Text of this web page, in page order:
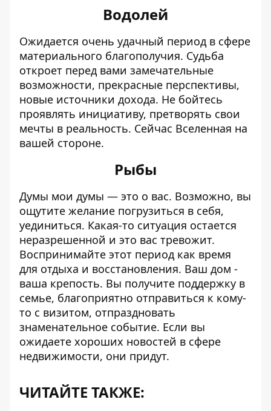
Водолей
Ожидается очень удачный период в сфере
материального благополучия. Судьба
откроет перед вами замечательные
возможности, прекрасные перспективы,
новые источники дохода. Не бойтесь
проявлять инициативу, претворять свои
мечты в реальность. Сейчас Вселенная на
вашей стороне.
Рыбы
Думы мои думы — это о вас. Возможно, вы
ощутите желание погрузиться в себя,
уединиться. Какая-то ситуация остается
неразрешенной и это вас тревожит.
Воспринимайте этот период как время
для отдыха и восстановления. Ваш дом -
ваша крепость. Вы получите поддержку в
семье, благоприятно отправиться к кому-
то с визитом, отпраздновать
знаменательное событие. Если вы
ожидаете хороших новостей в сфере
недвижимости, они придут.
ЧИТАЙТЕ ТАКЖЕ: